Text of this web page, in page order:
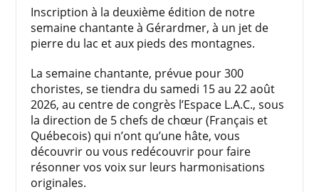
Inscription à la deuxième édition de notre
semaine chantante à Gérardmer, à un jet de
pierre du lac et aux pieds des montagnes.
La semaine chantante, prévue pour 300
choristes, se tiendra du samedi 15 au 22 août
2026, au centre de congrès l’Espace L.A.C., sous
la direction de 5 chefs de chœur (Français et
Québecois) qui n’ont qu’une hâte, vous
découvrir ou vous redécouvrir pour faire
résonner vos voix sur leurs harmonisations
originales.